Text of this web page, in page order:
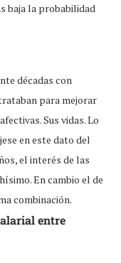
baja la probabilidad
décadas con
para mejorar
Sus vidas. Lo
en este dato del
el interés de las
En cambio el de
combinación.
entre